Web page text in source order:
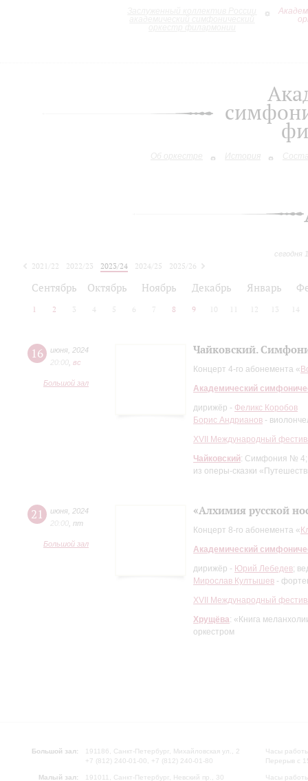
Об оркестре История
сегодня
2021/22 2022/23 2023/24 2024/25
2025/26
Сентябрь Октябрь Ноябрь Декабрь Январь
1 2 3 4 5 6 7 8 9 10 12 13 14
16 июня 2024
20:00 вc
Большой зал
Чайковский.
Концерт 4-го абонемента «
Академический
дирижёр - Феликс Коробов
Борис Андрианов -
XVII Международный
Чайковский: Симфония №
из оперы-сказки
21 июня 2024
20:00 пт
Большой зал
«Алхимия русской
Концерт 8-го абонемента «
Академический
дирижёр - Юрий Лебедев;
Мирослав Култышев -
XVII Международный
Хрущёва: «Книга
оркестром
Большой зал:
191186, Санкт-Петербург, Михайловская ул., 2
+7 (812) 240-01-00, +7 (812) 240-01-80
Малый зал: 191011, Санкт-Петербург, Невский пр., 30
Часы
Перерыв с
Часы